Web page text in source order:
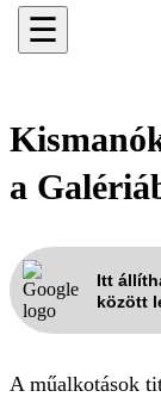
☰
a
Itt
között
A műalkotások